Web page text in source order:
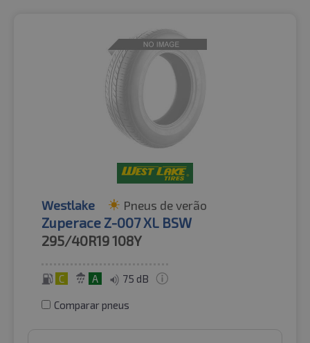
Westlake Pneus de verão
Zuperace Z-007 XL BSW
295/40R19108Y
C A 75 dB
Comparar pneus